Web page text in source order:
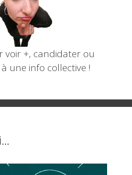
voir +, candidater ou
une info collective !